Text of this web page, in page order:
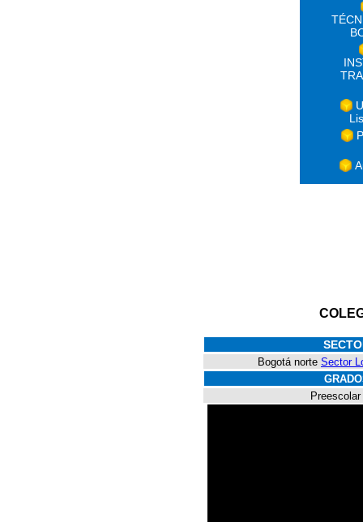
Bogotá norte Sector
Preescolar